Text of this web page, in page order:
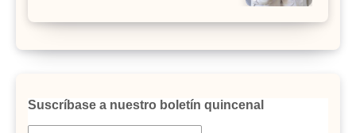
Suscríbase a nuestro boletín quincenal